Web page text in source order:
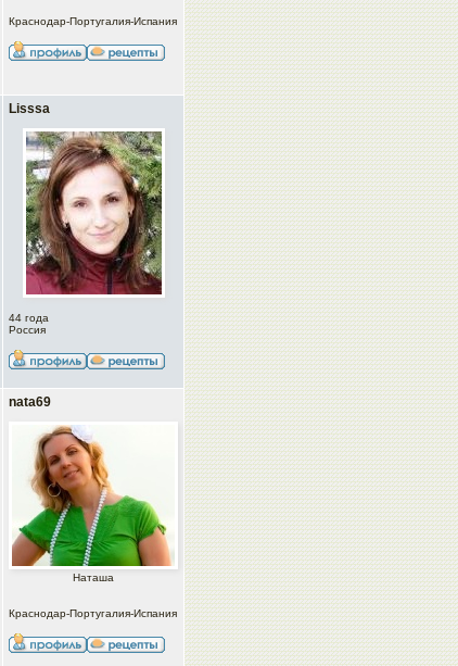
Краснодар-Португалия-Испания
Lisssa
44 года
Россия
nata69
Наташа
Краснодар-Португалия-Испания